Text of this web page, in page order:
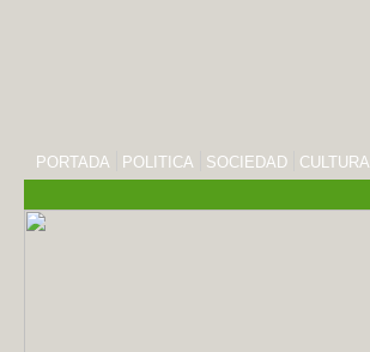
PORTADA POLITICA SOCIEDAD CULTURA